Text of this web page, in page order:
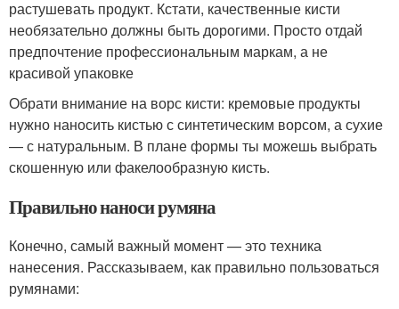
растушевать продукт. Кстати, качественные кисти
необязательно должны быть дорогими. Просто отдай
предпочтение профессиональным маркам, а не
красивой упаковке
Обрати внимание на ворс кисти: кремовые продукты
нужно наносить кистью с синтетическим ворсом, а сухие
— с натуральным. В плане формы ты можешь выбрать
скошенную или факелообразную кисть.
Правильно наноси румяна
Конечно, самый важный момент — это техника
нанесения. Рассказываем, как правильно пользоваться
румянами: